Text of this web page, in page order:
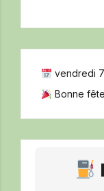
vendredi
Bonne